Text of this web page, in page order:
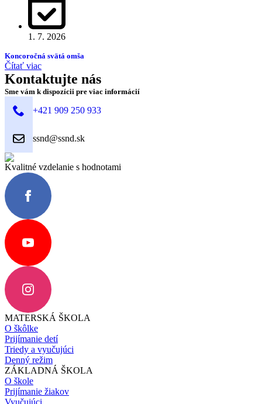
1. 7. 2026
Koncoročná svätá omša
Čítať viac
Kontaktujte nás
Sme vám k dispozícii pre viac informácií
+421 909 250 933
ssnd@ssnd.sk
Kvalitné vzdelanie s hodnotami
MATERSKÁ ŠKOLA
O škôlke
Prijímanie detí
Triedy a vyučujúci
Denný režim
ZÁKLADNÁ ŠKOLA
O škole
Prijímanie žiakov
Vyučujúci